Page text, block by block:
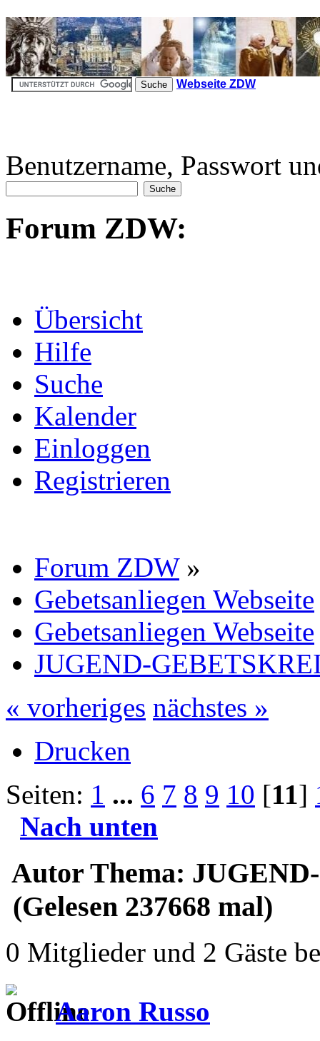
Webseite ZDW
Benutzername, Passwort
Forum ZDW:
Übersicht
Hilfe
Suche
Kalender
Einloggen
Registrieren
Forum ZDW»
Gebetsanliegen Webseite
Gebetsanliegen Webseite
JUGEND-
« vorheriges nächstes »
Drucken
Seiten: 1 ... 6 7 8 9 10 [11]
Nach unten
Autor Thema:
(Gelesen 237668 mal)
0 Mitglieder und 2 Gäste
Aaron Russo